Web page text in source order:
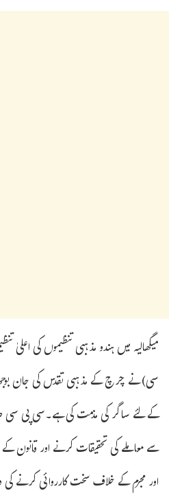
میگھالیہ میں ہندو مذہبی تنظیموں کی
سی) نے چرچ کے مذہبی تقدس کی جان
کے لئے ساگر کی مذمت کی ہے۔سی پی سی
سے معاملے کی تحقیقات کرنے اور قانون
اور مجرم کے خلاف سخت کارروائی کرنے